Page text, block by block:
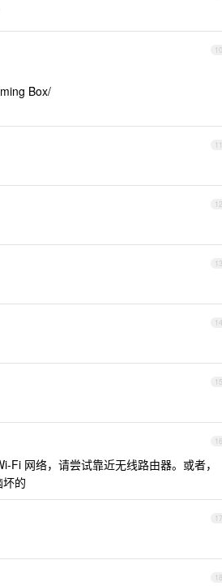
10
Box/
11
12
13
14
15
16
网络，请尝试靠近无线路由器。或者，
的
17
18